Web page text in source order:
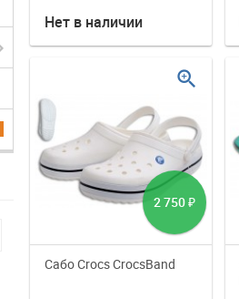
Нет в наличии
2 750 ₽
Сабо Crocs CrocsBand
zoom_in